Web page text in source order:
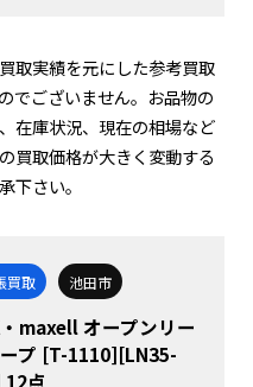
取実績を元にした参考買取
でございません。お品物の
在庫状況、現在の相場など
買取価格が大きく変動する
下さい。
買取 池田市
maxell オープンリー
プ [T-1110][LN35-
点